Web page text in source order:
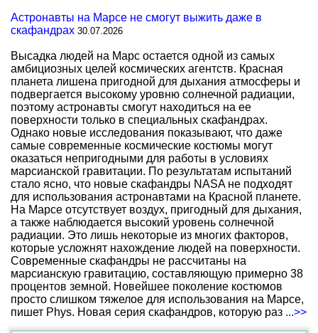
Астронавты на Марсе не смогут выжить даже в
скафандрах 30.07.2026
Высадка людей на Марс остается одной из самых
амбициозных целей космических агентств. Красная
планета лишена пригодной для дыхания атмосферы и
подвергается высокому уровню солнечной радиации,
поэтому астронавты смогут находиться на ее
поверхности только в специальных скафандрах.
Однако новые исследования показывают, что даже
самые современные космические костюмы могут
оказаться непригодными для работы в условиях
марсианской гравитации. По результатам испытаний
стало ясно, что новые скафандры NASA не подходят
для использования астронавтами на Красной планете.
На Марсе отсутствует воздух, пригодный для дыхания,
а также наблюдается высокий уровень солнечной
радиации. Это лишь некоторые из многих факторов,
которые усложнят нахождение людей на поверхности.
Современные скафандры не рассчитаны на
марсианскую гравитацию, составляющую примерно 38
процентов земной. Новейшее поколение костюмов
просто слишком тяжелое для использования на Марсе,
пишет Phys. Новая серия скафандров, которую раз ...>>